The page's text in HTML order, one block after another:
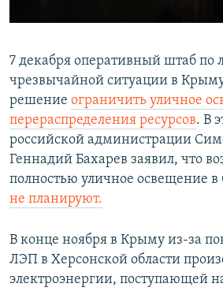
7 декабря оперативный штаб по
чрезвычайной ситуации в
решение ограничить уличное
перераспределения ресурсов. В
российской администрации
Геннадий Бахарев заявил, что
полностью уличное освещение
не планируют.
В конце ноября в Крыму из-за
ЛЭП в Херсонской области
электроэнергии, поступающей